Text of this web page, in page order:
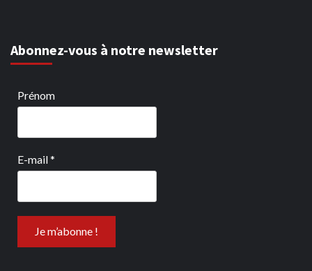
Abonnez-vous à notre newsletter
Prénom
E-mail*